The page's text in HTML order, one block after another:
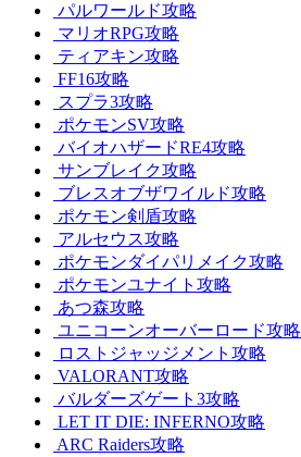
パルワールド攻略
マリオRPG攻略
ティアキン攻略
FF16攻略
スプラ3攻略
ポケモンSV攻略
バイオハザードRE4攻略
サンブレイク攻略
ブレスオブザワイルド攻略
ポケモン剣盾攻略
アルセウス攻略
ポケモンダイパリメイク攻略
ポケモンユナイト攻略
あつ森攻略
ユニコーンオーバーロード攻略
ロストジャッジメント攻略
VALORANT攻略
バルダーズゲート3攻略
LET IT DIE: INFERNO攻略
ARC Raiders攻略